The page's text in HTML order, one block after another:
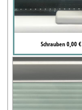
Schrauben 0,00 €